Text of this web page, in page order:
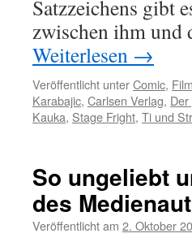
Satzzeichens gibt
zwischen ihm und
Weiterlesen →
Veröffentlicht unterComic, Film
Karabajic, Carlsen Verlag,
Kauka, Stage Fright, Ti und
So ungeliebt
des
Veröffentlicht am 2. Oktober